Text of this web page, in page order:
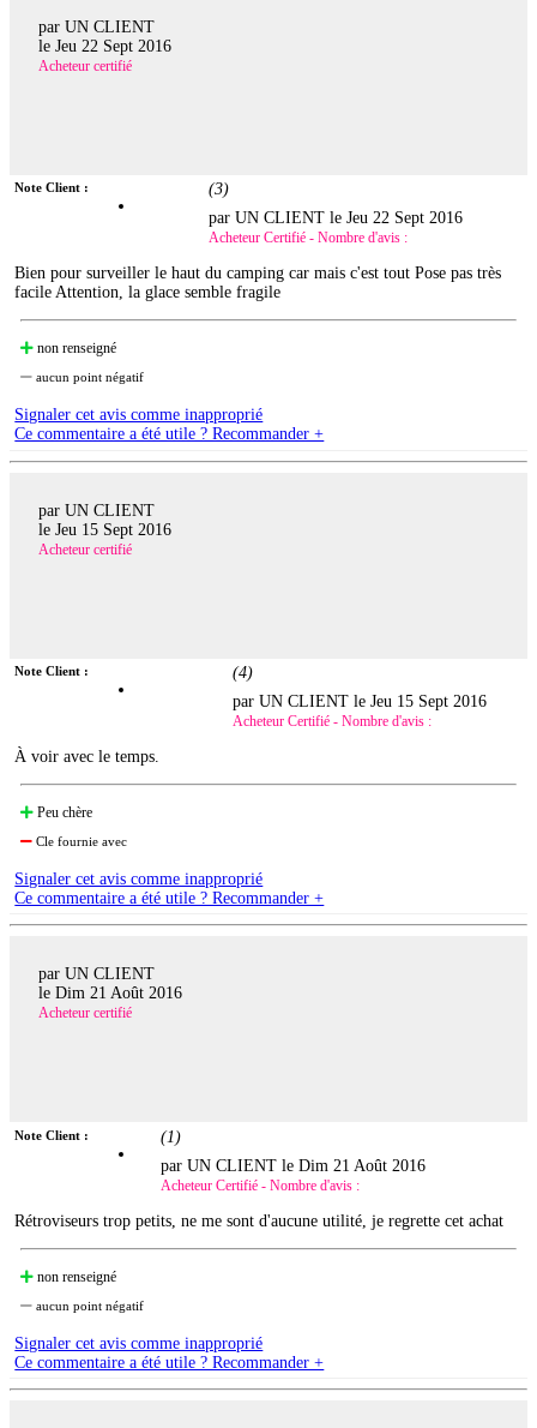
par UN CLIENT
le Jeu 22 Sept 2016
Acheteur certifié
Note Client : (3)
par UN CLIENT leJeu 22 Sept 2016
Acheteur Certifié - Nombre d'avis :
Bien pour surveiller le haut du camping car mais c'est tout Pose pas très
facile Attention, la glace semble fragile
non renseigné
aucun point négatif
Signaler cet avis comme inapproprié
Ce commentaire a été utile ? Recommander +
par UN CLIENT
le Jeu 15 Sept 2016
Acheteur certifié
Note Client : (4)
par UN CLIENT leJeu 15 Sept 2016
Acheteur Certifié - Nombre d'avis :
À voir avec le temps.
Peu chère
Cle fournie avec
Signaler cet avis comme inapproprié
Ce commentaire a été utile ? Recommander +
par UN CLIENT
le Dim 21 Août 2016
Acheteur certifié
Note Client : (1)
par UN CLIENT leDim 21 Août 2016
Acheteur Certifié - Nombre d'avis :
Rétroviseurs trop petits, ne me sont d'aucune utilité, je regrette cet achat
non renseigné
aucun point négatif
Signaler cet avis comme inapproprié
Ce commentaire a été utile ? Recommander +